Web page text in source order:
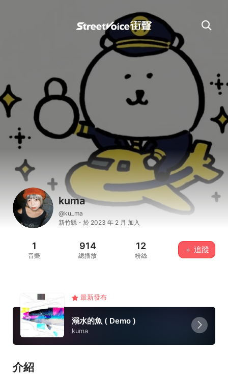
kuma
@ku_ma
新竹縣・於 2023 年 2 月 加入
1
音樂
914
總播放
12
粉絲
＋ 追蹤
最新發布
溺水的魚 ( Demo )
kuma
介紹